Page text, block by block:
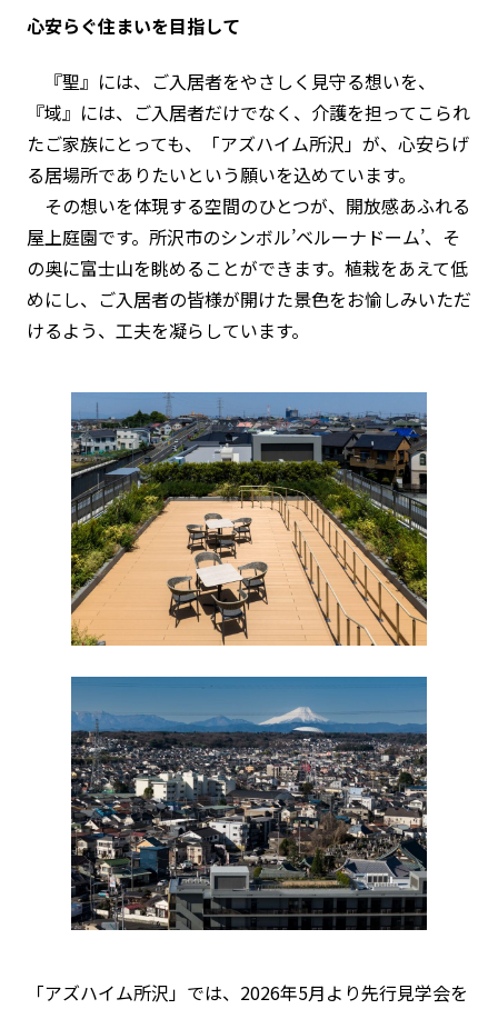
心安らぐ住まいを目指して
『聖』には、ご入居者をやさしく見守る想いを、
『域』には、ご入居者だけでなく、介護を担ってこられ
たご家族にとっても、「アズハイム所沢」が、心安らげ
る居場所でありたいという願いを込めています。
その想いを体現する空間のひとつが、開放感あふれる
屋上庭園です。所沢市のシンボル’ベルーナドーム’、そ
の奥に富士山を眺めることができます。植栽をあえて低
めにし、ご入居者の皆様が開けた景色をお愉しみいただ
けるよう、工夫を凝らしています。
「アズハイム所沢」では、2026年5月より先行見学会を